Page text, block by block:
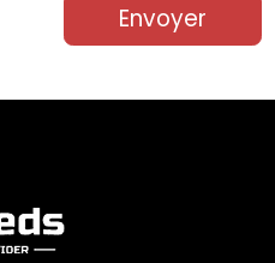
Envoyer